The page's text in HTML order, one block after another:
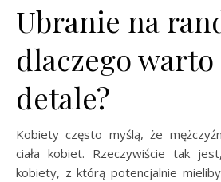
Ubranie na
dlaczego warto
detale?
Kobiety często myślą, że
ciała kobiet. Rzeczywiście tak
kobiety, z którą potencjalnie